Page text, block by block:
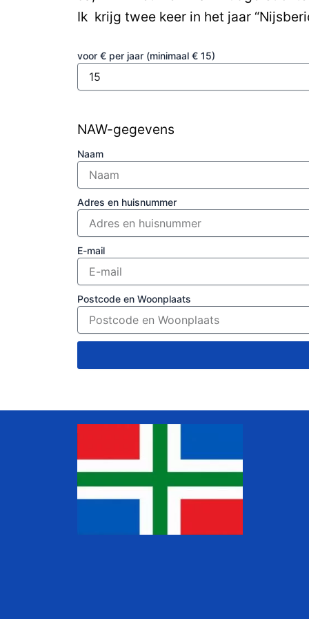
Ik krijg twee keer in het jaar
voor € per jaar (minimaal € 15)
NAW-gegevens
Naam
Adres en huisnummer
E-mail
Postcode en Woonplaats